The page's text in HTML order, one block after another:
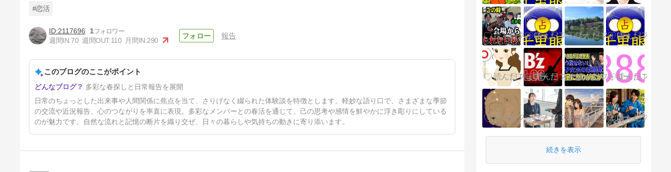
9ヶ月前
#恋活
2117696
1
週間IN:70 週間OUT:110 月間IN:290
報告
このブログのここがポイント
多彩な春探しと日常報告を展開
日常のちょっとした出来事や人間関係に焦点を当て、さりげなく綴られた体験談を特徴とします。軽妙な語り口で、さまざまな季節
の交流や近況報告、心のつながりを率直に表現。多彩なメンバーとの春活を通じて、己の思考や感情を鮮やかに浮き彫りにしている
のが魅力です。自然な流れと記憶の断片を織り交ぜ、日々の暮らしや気持ちの動きに寄り添います。
続きを表示